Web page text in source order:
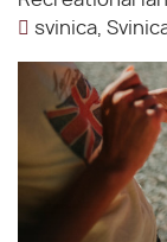
svinica,